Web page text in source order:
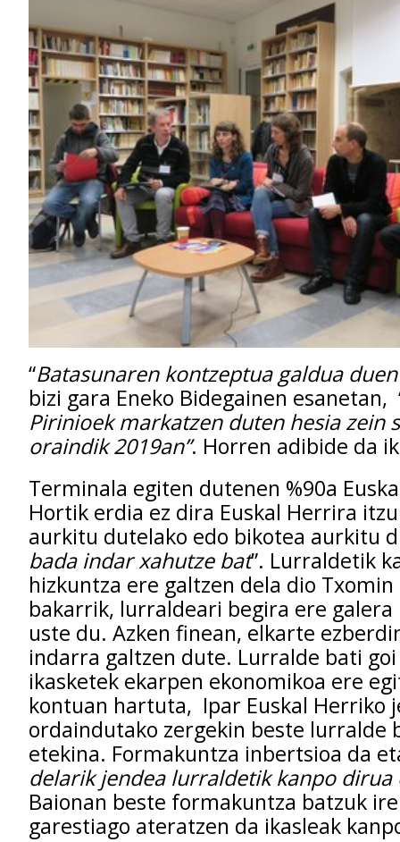
“Batasunaren kontzeptua galdua
bizi gara Eneko Bidegainen esanetan,
Pirinioek markatzen duten hesia zein
oraindik 2019an”. Horren adibide da
Terminala egiten dutenen %90a
Hortik erdia ez dira Euskal Herrira
aurkitu dutelako edo bikotea aurkitu
bada indar xahutze bat”. Lurraldetik
hizkuntza ere galtzen dela dio Txomin
bakarrik, lurraldeari begira ere
uste du. Azken finean, elkarte
indarra galtzen dute. Lurralde bati
ikasketek ekarpen ekonomikoa ere
kontuan hartuta, Ipar Euskal Herriko
ordaindutako zergekin beste lurralde
etekina. Formakuntza inbertsioa da
delarik jendea lurraldetik kanpo dirua
Baionan beste formakuntza batzuk
garestiago ateratzen da ikasleak